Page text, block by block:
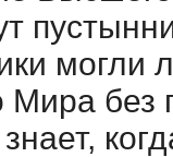
могли
без